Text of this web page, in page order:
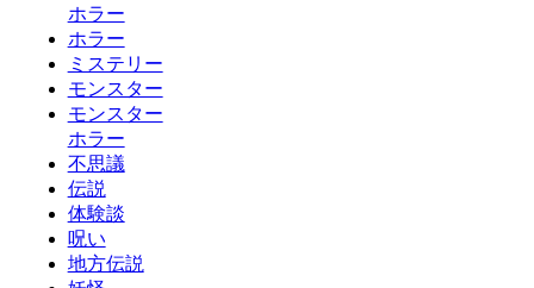
ホラー
ホラー
ミステリー
モンスター
モンスター
ホラー
不思議
伝説
体験談
呪い
地方伝説